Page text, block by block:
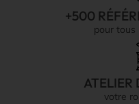
+500
pour tous
ATELIER
votre